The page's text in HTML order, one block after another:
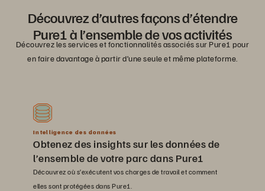
Découvrez d’autres façons d’étendre
Pure1 à l’ensemble de vos activités
Découvrez les services et fonctionnalités associés sur Pure1 pour
en faire davantage à partir d’une seule et même plateforme.
Intelligence des données
Obtenez des insights sur les données de
l’ensemble de votre parc dans Pure1
Découvrez où s’exécutent vos charges de travail et comment
elles sont protégées dans Pure1.